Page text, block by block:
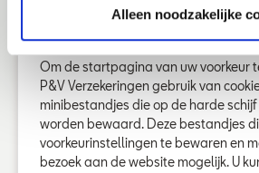
Alleen noodzakelijke
staat u volkomen vrij om al dan niet
Cookies
Om de startpagina van uw voorkeur
P&V Verzekeringen gebruik van
minibestandjes die op de harde
worden bewaard. Deze bestandjes
voorkeurinstellingen te bewaren en
bezoek aan de website mogelijk. U